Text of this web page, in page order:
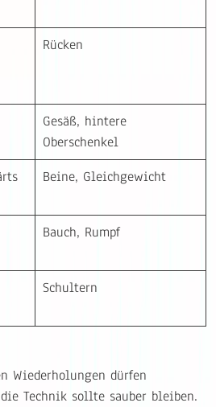
Rücken
Gesäß, hintere
Oberschenkel
Beine, Gleichgewicht
Bauch, Rumpf
Schultern
Wiederholungen dürfen
Technik sollte sauber bleiben.